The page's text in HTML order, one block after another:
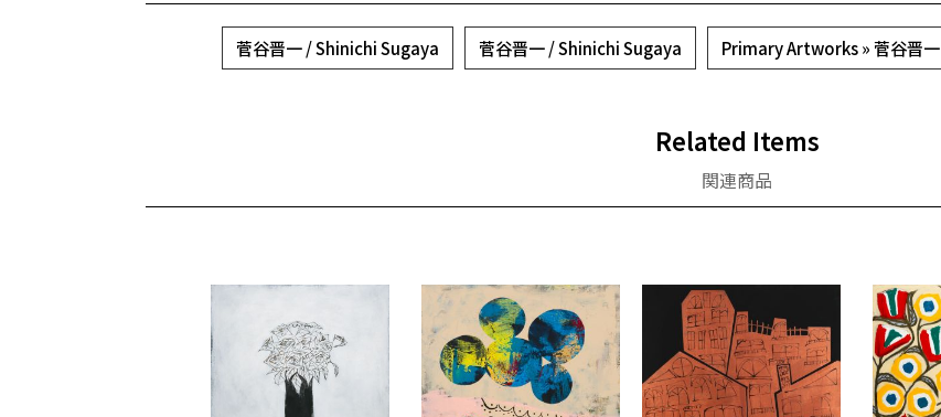
菅谷晋一 / Shinichi Sugaya 菅谷晋一 / Shinichi Sugaya Primary Artworks » 菅谷晋一
Related Items
関連商品